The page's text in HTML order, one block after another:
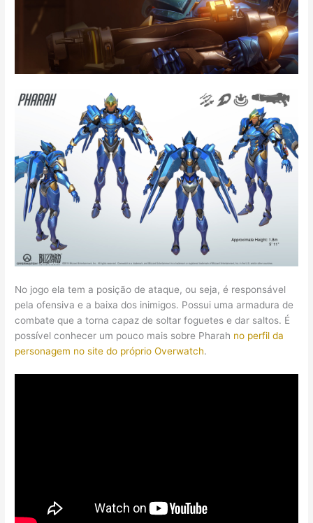
No jogo ela tem a posição de ataque, ou seja, é responsável
pela ofensiva e a baixa dos inimigos. Possui uma armadura de
combate que a torna capaz de soltar foguetes e dar saltos. É
possível conhecer um pouco mais sobre Pharah no perfil da
personagem no site do próprio Overwatch.